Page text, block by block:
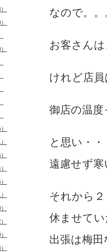
なので。
お客さん
けれど店
御店の温
と思い・
遠慮せず
それから
休ませて
出張は梅